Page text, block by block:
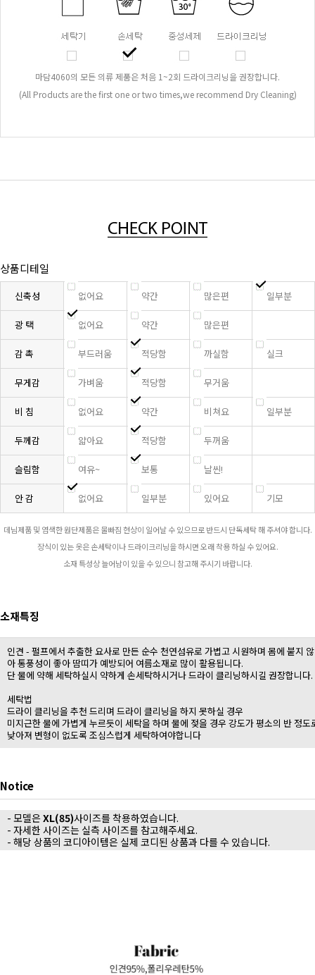
마담4060의 모든 의류 제품은 처음 1~2회 드라이크리닝을 권장합니다.
(All Products are the first one or two times,we recommend Dry Cleaning)
상품디테일
신축성 없어요 약간 많은편 일부분
광 택 없어요 약간 많은편
감 촉 부드러움 적당함 까실함 실크
무게감 가벼움 적당함 무거움
비 침 없어요 약간 비쳐요 일부분
두께감 얇아요 적당함 두꺼움
슬림함 여유~ 보통 날씬!
안 감 없어요 일부분 있어요 기모
데님제품 및 염색한 원단제품은 물빠짐 현상이 일어날 수 있으므로 반드시 단독세탁 해 주셔야 합니다.
장식이 있는 옷은 손세탁이나 드라이크리닝을 하시면 오래 착용 하실 수 있어요.
소재 특성상 늘어남이 있을 수 있으니 참고해 주시기 바랍니다.
소재특징
인견 - 펄프에서 추출한 요사로 만든 순수 천연섬유로 가볍고 시원하며 몸에 붙지 않
아 통풍성이 좋아 땀띠가 예방되어 여름소재로 많이 활용됩니다.
단 물에 약해 세탁하실시 약하게 손세탁하시거나 드라이 클리닝하시길 권장합니다.
세탁법
드라이 클리닝을 추천 드리며 드라이 클리닝을 하지 못하실 경우
미지근한 물에 가볍게 누르듯이 세탁을 하며 물에 젖을 경우 강도가 평소의 반 정도
낮아져 변형이 없도록 조심스럽게 세탁하여야합니다
Notice
- 모델은XL(85)사이즈를 착용하였습니다.
- 자세한 사이즈는 실측 사이즈를 참고해주세요.
- 해당 상품의 코디아이템은 실제 코디된 상품과 다를 수 있습니다.